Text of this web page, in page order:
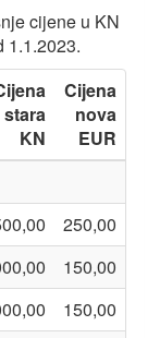
cijene u KN
1.1.2023.
stara
KN
Cijena
nova
EUR
250,00
150,00
150,00